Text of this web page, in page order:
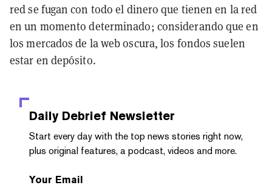
red se fugan con todo el dinero que tienen en la red
en un momento determinado; considerando que en
los mercados de la web oscura, los fondos suelen
estar en depósito.
Daily Debrief Newsletter
Start every day with the top news stories right now,
plus original features, a podcast, videos and more.
Your Email